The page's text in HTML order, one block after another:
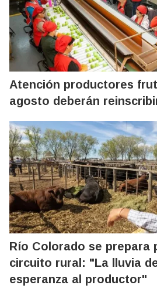
Atención productores
agosto deberán
Río Colorado se prepara
circuito rural: "La lluvia
esperanza al productor"